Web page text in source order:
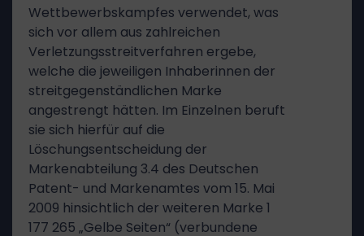
Wettbewerbskampfes verwendet, was
sich vor allem aus zahlreichen
Verletzungsstreitverfahren ergebe,
welche die jeweiligen Inhaberinnen der
streitgegenständlichen Marke
angestrengt hätten. Im Einzelnen beruft
sie sich hierfür auf die
Löschungsentscheidung der
Markenabteilung 3.4 des Deutschen
Patent- und Markenamtes vom 15. Mai
2009 hinsichtlich der weiteren Marke 1
177 265 „Gelbe Seiten“ (verbundene